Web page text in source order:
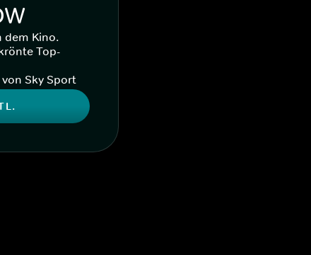
dem Kino.
Top-
Sky Sport